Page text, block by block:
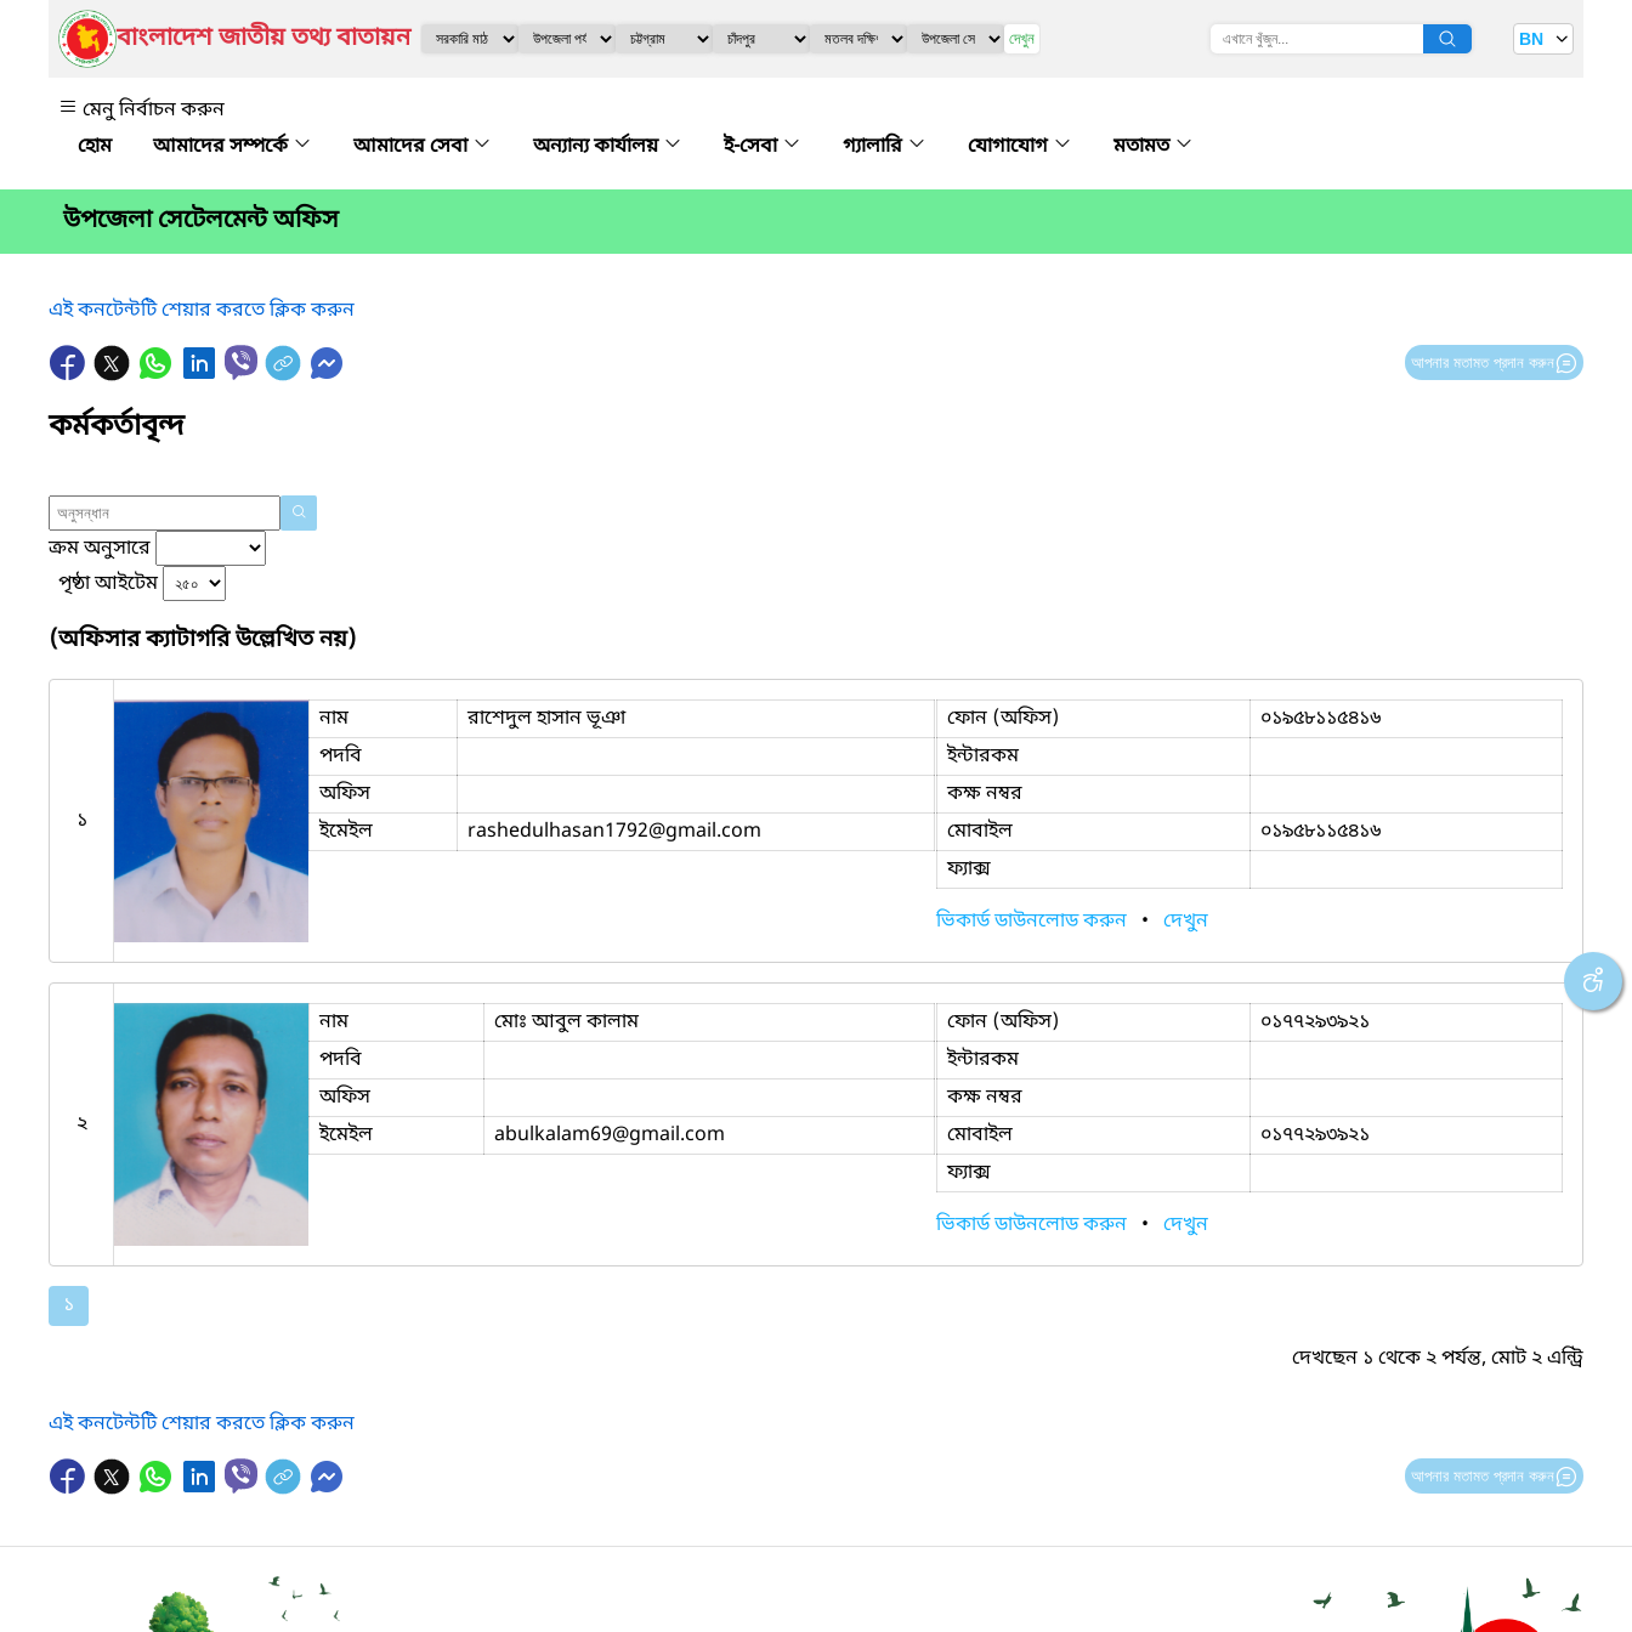
বাংলাদেশ জাতীয় তথ্য বাতায়ন দেখুন BN
মেনু নির্বাচন করুন
আমাদের সম্পর্কে
আমাদের সেবা অন্যান্য কার্যালয় ই-সেবা গ্যালারি যোগাযোগ মতামত
উপজেলা সেটেলমেন্ট অফিস
এই কনটেন্টটি শেয়ার করতে ক্লিক করুন
আপনার মতামত প্রদান করুন
কর্মকর্তাবৃন্দ
ক্রম অনুসারে
পৃষ্ঠা আইটেম
(অফিসার ক্যাটাগরি উল্লেখিত নয়)
১
নাম
রাশেদুল হাসান ভূঞা
পদবি
অফিস
ইমেইল
rashedulhasan1792@gmail.com
ফোন (অফিস)
০১৯৫৮১১৫৪১৬
ইন্টারকম
কক্ষ নম্বর
মোবাইল
০১৯৫৮১১৫৪১৬
ফ্যাক্স
ভিকার্ড ডাউনলোড করুন • দেখুন
২
নাম
মোঃ আবুল কালাম
পদবি
অফিস
ইমেইল
abulkalam69@gmail.com
ফোন (অফিস)
০১৭৭২৯৩৯২১
ইন্টারকম
কক্ষ নম্বর
মোবাইল
০১৭৭২৯৩৯২১
ফ্যাক্স
ভিকার্ড ডাউনলোড করুন • দেখুন
১
দেখছেন ১ থেকে ২ পর্যন্ত, মোট ২ এন্ট্রি
এই কনটেন্টটি শেয়ার করতে ক্লিক করুন
আপনার মতামত প্রদান করুন